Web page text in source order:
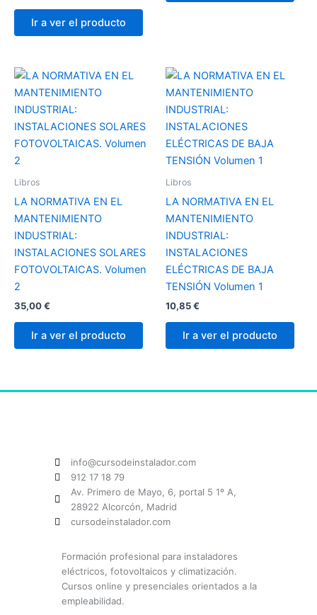
Ir a ver el producto
Libros
LA NORMATIVA EN EL
MANTENIMIENTO
INDUSTRIAL:
INSTALACIONES SOLARES
FOTOVOLTAICAS. Volumen
2
35,00€
Ir a ver el producto
Libros
LA NORMATIVA EN EL
MANTENIMIENTO
INDUSTRIAL:
INSTALACIONES
ELÉCTRICAS DE BAJA
TENSIÓN Volumen 1
10,85€
Ir a ver el producto
info@cursodeinstalador.com
912 17 18 79
Av. Primero de Mayo, 6, portal 5 1º A,
28922 Alcorcón, Madrid
cursodeinstalador.com
Formación profesional para instaladores
eléctricos, fotovoltaicos y climatización.
Cursos online y presenciales orientados a la
empleabilidad.